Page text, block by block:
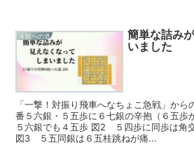
４段への道
簡単な詰み
いました
「一撃！対振り飛車へなちょこ急戦」か
番５六銀・５五歩に６七銀の辛抱（６五
５六銀でも４五歩 図2 ５四歩に同歩は角
図3 ５五同銀は６五桂跳ねが痛...